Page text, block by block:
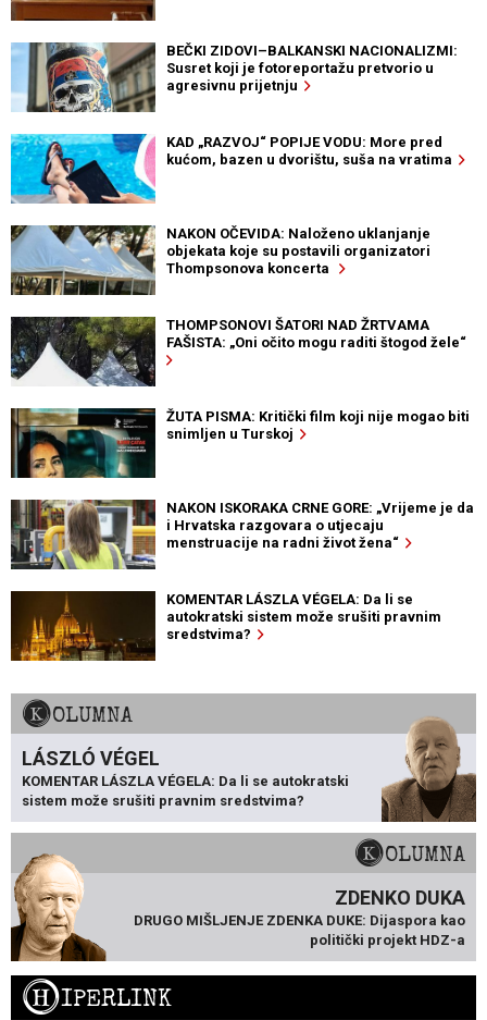
BEČKI ZIDOVI–BALKANSKI NACIONALIZMI:
Susret koji je fotoreportažu pretvorio u
agresivnu prijetnju
KAD „RAZVOJ“ POPIJE VODU: More pred
kućom, bazen u dvorištu, suša na vratima
NAKON OČEVIDA: Naloženo uklanjanje
objekata koje su postavili organizatori
Thompsonova koncerta
THOMPSONOVI ŠATORI NAD ŽRTVAMA
FAŠISTA: „Oni očito mogu raditi štogod žele“
ŽUTA PISMA: Kritički film koji nije mogao biti
snimljen u Turskoj
NAKON ISKORAKA CRNE GORE: „Vrijeme je da
i Hrvatska razgovara o utjecaju
menstruacije na radni život žena“
KOMENTAR LÁSZLA VÉGELA: Da li se
autokratski sistem može srušiti pravnim
sredstvima?
KOLUMNA
LÁSZLÓ VÉGEL
KOMENTAR LÁSZLA VÉGELA: Da li se autokratski
sistem može srušiti pravnim sredstvima?
KOLUMNA
ZDENKO DUKA
DRUGO MIŠLJENJE ZDENKA DUKE: Dijaspora kao
politički projekt HDZ-a
HIPERLINK